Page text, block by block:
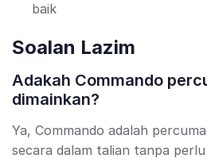
baik
Soalan Lazim
Adakah Commando
dimainkan?
Ya, Commando adalah
secara dalam talian tanpa